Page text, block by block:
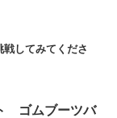
してみてくださ
ゴムブーツバ